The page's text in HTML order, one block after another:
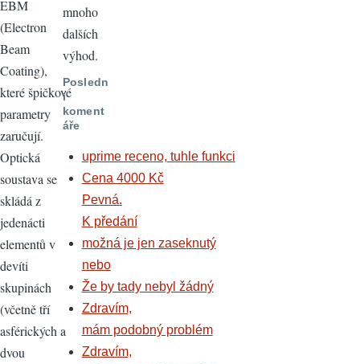
EBM
(Electron
Beam
Coating),
které špičkové
parametry
zaručují.
Optická
soustava se
skládá z
jedenácti
elementů v
devíti
skupinách
(včetně tří
asférických a
dvou
mnoho
dalších
výhod.
Posledn
í
koment
áře
uprime receno, tuhle funkci
Cena 4000 Kč
Pevná.
K předání
možná je jen zaseknutý
nebo
Že by tady nebyl žádný
Zdravím,
mám podobný problém
Zdravím,